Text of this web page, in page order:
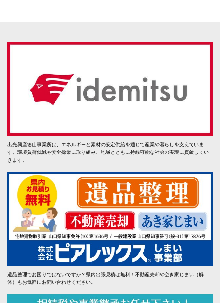
出光興産徳山事業所は、エネルギーと素材の安定供給を通じて産業や暮らしを支えていま
す。環境負荷低減や安全操業に取り組み、地域とともに持続可能な社会の実現に貢献してい
きます。
遺品整理でお困りではないですか？県内出張見積は無料！不動産売却や空き家じまい（解
体）もお気軽にお問い合わせください。